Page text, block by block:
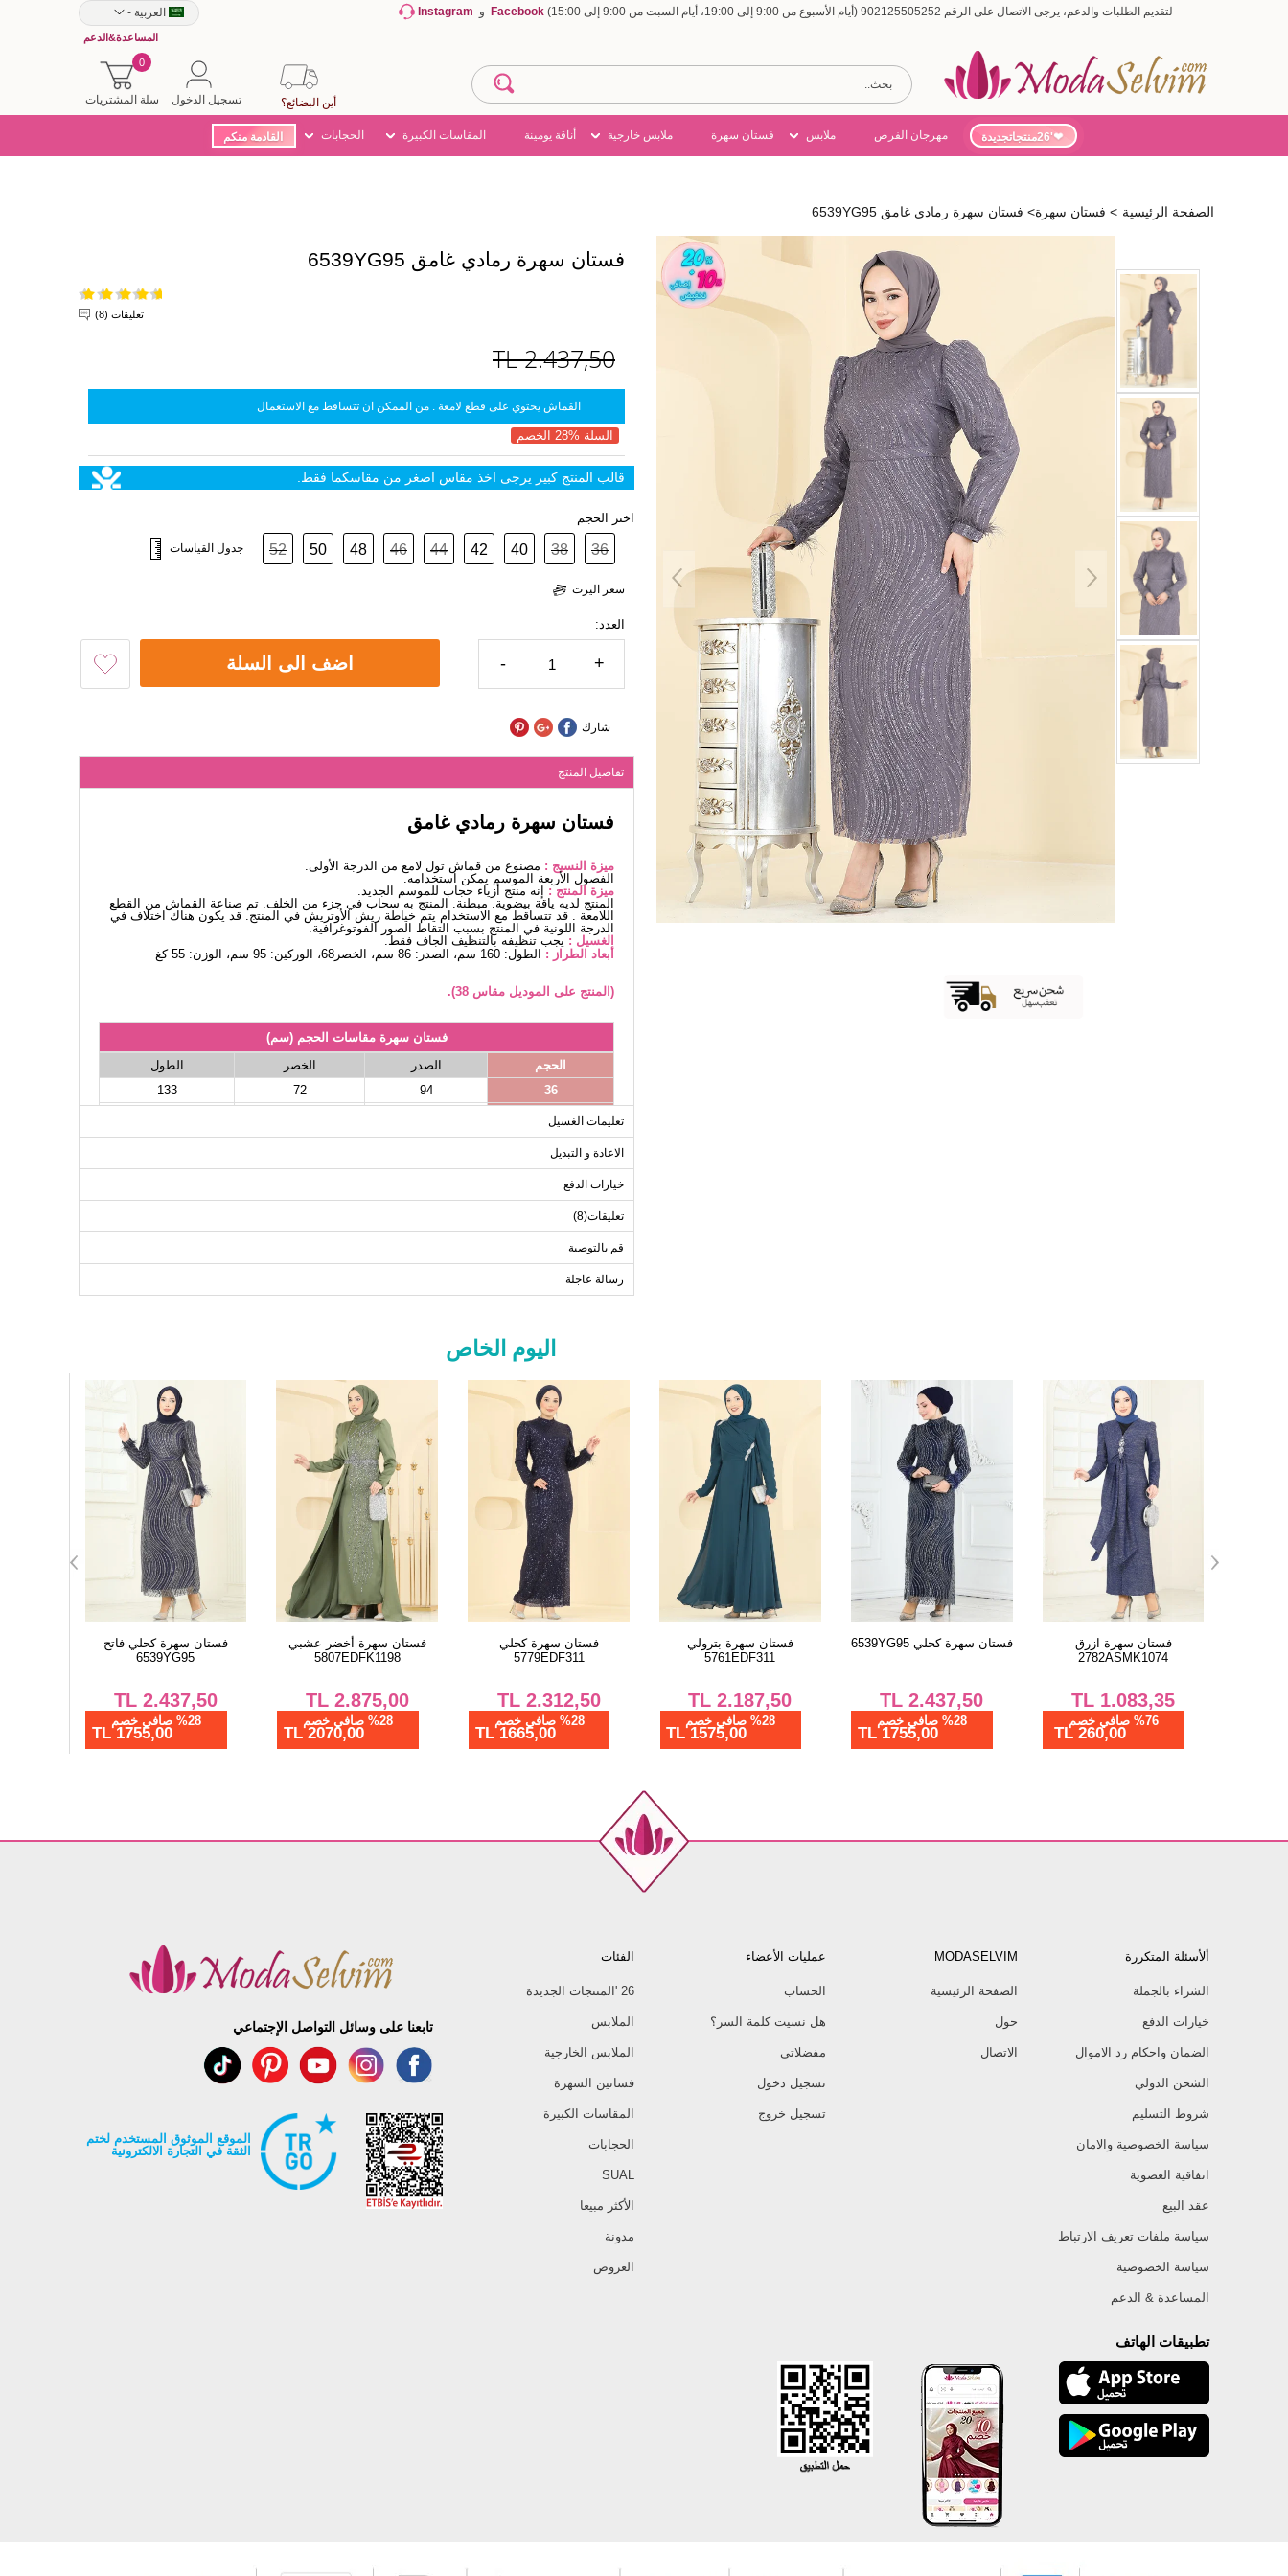
لتقديم الطلبات والدعم، يرجى الاتصال على الرقم 902125505252 (أيام الأسبوع من 9:00 إلى 19:00، أيام السبت من 9:00 إلى 15:00) Facebook و Instagram العربية -
المساعدة&الدعم
سلة المشتريات
0
تسجيل الدخول أين البضائع؟
'26منتجاتجديدة مهرجان الفرص ملابس فستان سهرة ملابس خارجية أناقة يومينة المقاسات الكبيرة الحجابات القادمة منكم
الصفحة الرئيسية > فستان سهرة> فستان سهرة رمادي غامق 6539YG95
فستان سهرة رمادي غامق 6539YG95
تعليقات (8)
2.437,50
TL
القماش يحتوي على قطع لامعة . من الممكن ان تتساقط مع الاستعمال
السلة %28 الخصم
قالب المنتج كبير يرجى اخذ مقاس اصغر من مقاسكما فقط.
اختر الحجم
36
38
40
42
44
46
48
50
52 جدول القياسات
سعر اليرت
العدد:
- + اضف الى السلة
شارك
تفاصيل المنتج
فستان سهرة رمادي غامق
ميزة النسيج : مصنوع من قماش تول لامع من الدرجة الأولى.
الفصول الأربعة الموسم يمكن استخدامه.
ميزة المنتج : إنه منتج أزياء حجاب للموسم الجديد.
المنتج لديه ياقة بيضوية. مبطنة. المنتج به سحاب في جزء من الخلف. تم صناعة القماش من القطع
اللامعة . قد تتساقط مع الاستخدام يتم خياطة ريش الأوتريش في المنتج. قد يكون هناك اختلاف في
الدرجة اللونية في المنتج بسبب التقاط الصور الفوتوغرافية.
الغسيل : يجب تنظيفه بالتنظيف الجاف فقط.
أبعاد الطراز : الطول: 160 سم، الصدر: 86 سم، الخصر68، الوركين: 95 سم، الوزن: 55 كغ
(المنتج على الموديل مقاس 38).
فستان سهرة مقاسات الحجم (سم)
الحجم
الصدر الخصر
الطول
36
94
72
133
38
40
102
82
133
42
106
86
133
50
126
102
133
تعليمات الغسيل
الاعادة و التبديل
خيارات الدفع
تعليقات(8)
قم بالتوصية
رسالة عاجلة
اليوم الخاص
فستان سهرة أخضر عشبي
5807EDFK1198
2.875,00
TL
%28 صافي خصم
2070,00 TL
فستان سهرة كحلي
5779EDF311
2.312,50
TL
%28 صافي خصم
1665,00 TL
فستان سهرة بترولي
5761EDF311
2.187,50
TL
%28 صافي خصم
1575,00 TL
فستان سهرة كحلي 6539YG95
2.437,50
TL
%28 صافي خصم
1755,00 TL
فستان سهرة ازرق
1.083,35
TL
%76 صافي خصم
260,00 TL
فستان سهرة أزرق فاتح
2382ANT466
8.145,90
%76 صافي خصم
1955,02 TL
ألأسئلة المتكررة
الشراء بالجملة
خيارات الدفع
الضمان واحكام رد الاموال
الشحن الدولي
شروط التسليم
سياسة الخصوصية والامان
اتفاقية العضوية
عقد البيع
سياسة ملفات تعريف الارتباط
سياسة الخصوصية
المساعدة & الدعم
MODASELVIM
الصفحة الرئيسية
حول
الاتصال
عمليات الأعضاء
الحساب
هل نسيت كلمة السر؟
مفضلاتي
تسجيل دخول
تسجيل خروج
الفئات
26 'المنتجات الجديدة
الملابس
الملابس الخارجية
فساتين السهرة
المقاسات الكبيرة
الحجابات
SUAL
الأكثر مبيعا
مدونة
العروض
تطبيقات الهاتف
تابعنا على وسائل التواصل الإجتماعي
الموقع الموثوق المستخدم لختم
الثقة في التجارة الالكترونية